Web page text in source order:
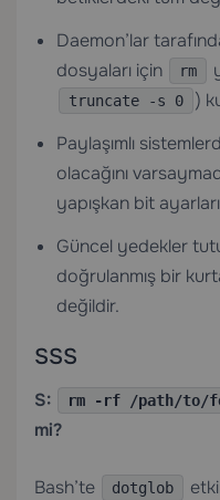
Daemon’lar
dosyaları için
rm
truncate -s 0
)
Paylaşımlı
olacağını
yapışkan bit
Güncel yedekler
doğrulanmış bir
değildir.
SSS
S: rm -rf /path/to/
mi?
Bash’te dotglob